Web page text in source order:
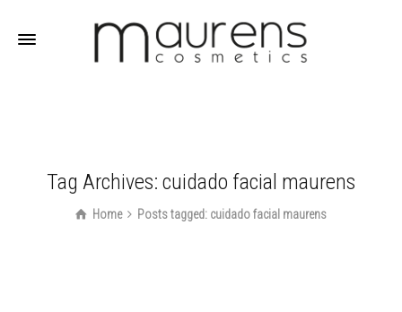
Tag Archives: cuidado facial maurens
Home Posts tagged: cuidado facial maurens